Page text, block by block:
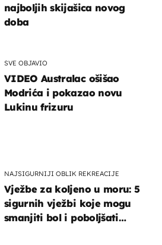
NAJSIGURNIJI OBLIK REKREACIJE
Vježbe za koljeno u moru: 5
sigurnih vježbi koje mogu
smanjiti bol i poboljšati
najboljih skijašica novog
doba
SVE OBJAVIO
VIDEO Australac ošišao
Modrića i pokazao novu
Lukinu frizuru